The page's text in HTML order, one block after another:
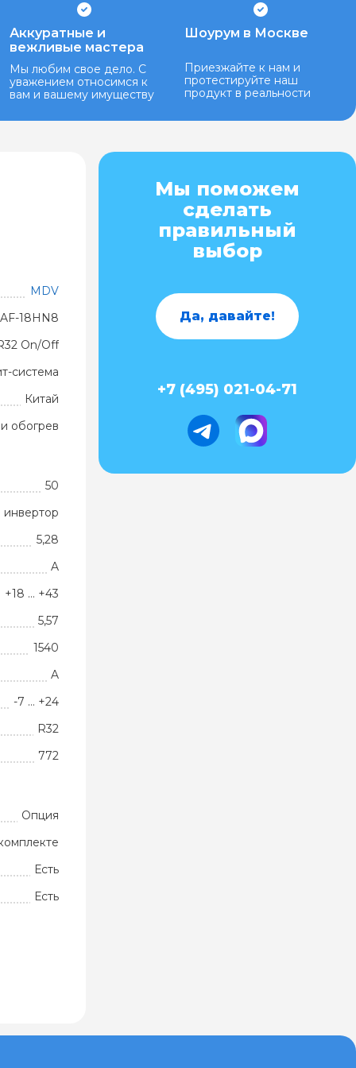
Аккуратные и
вежливые мастера
Мы любим свое дело. С
уважением относимся к
вам и вашему имуществу
Шоурум в Москве
Приезжайте к нам и
протестируйте наш
продукт в реальности
MDV
18HN8
On/Off
система
Китай
обогрев
50
5,28
A
+18 … +43
5,57
1540
A
-7 … +24
R32
772
Опция
Есть
Есть
Мы поможем
сделать
правильный
выбор
Да, давайте!
+7 (495) 021-04-71